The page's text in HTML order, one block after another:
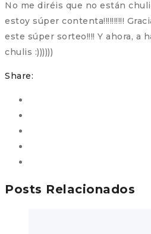
No me diréis que no están chulis
estoy súper contenta!!!!!!!!!!
este súper sorteo!!!! Y ahora, a
chulis :))))))
Share:
Posts Relacionados